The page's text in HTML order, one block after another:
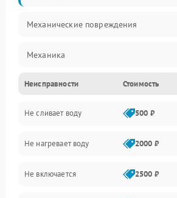
Механические повреждения
Механика
Управление
Электропитание
Датчики
Нагрев
Неисправности Стоимость
Не сливает воду 500 ₽
Не нагревает воду 2000 ₽
Не включается 2500 ₽